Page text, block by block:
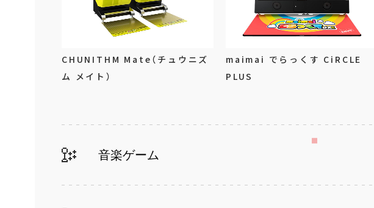
CHUNITHM Mate（チュウニズ
ム メイト）
maimai でらっくす CiRCLE
PLUS
音楽ゲーム